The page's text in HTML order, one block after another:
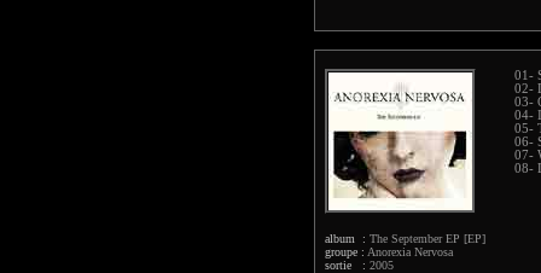
album : The September EP [EP]
groupe : Anorexia Nervosa
sortie : 2005
01-
02-
03-
04-
05-
06-
07-
08-